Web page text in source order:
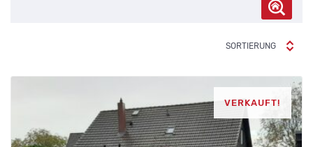
SORTIERUNG
VERKAUFT!